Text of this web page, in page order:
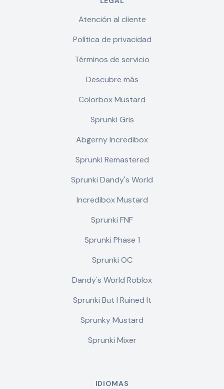
Atención al cliente
Política de privacidad
Términos de servicio
Descubre más
Colorbox Mustard
Sprunki Gris
Abgerny Incredibox
Sprunki Remastered
Sprunki Dandy's World
Incredibox Mustard
Sprunki FNF
Sprunki Phase 1
Sprunki OC
Dandy's World Roblox
Sprunki But I Ruined It
Sprunky Mustard
Sprunki Mixer
IDIOMAS